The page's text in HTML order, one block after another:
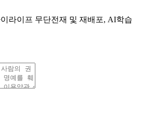
라이프 무단전재 및 재배포, AI학습